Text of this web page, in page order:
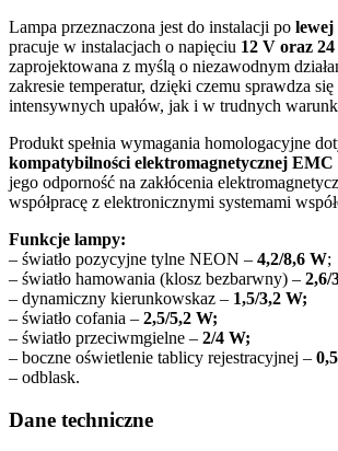
Lampa przeznaczona jest do instalacji po lewej
pracuje w instalacjach o napięciu 12 V oraz
zaprojektowana z myślą o niezawodnym
zakresie temperatur, dzięki czemu sprawdza
intensywnych upałów, jak i w trudnych
Produkt spełnia wymagania homologacyjne
kompatybilności elektromagnetycznej EMC
jego odporność na zakłócenia
współpracę z elektronicznymi systemami
Funkcje lampy:
– światło pozycyjne tylne NEON – 4,2/8,6 W;
– światło hamowania (klosz bezbarwny) – 2,6/
– dynamiczny kierunkowskaz – 1,5/3,2 W;
– światło cofania – 2,5/5,2 W;
– światło przeciwmgielne – 2/4 W;
– boczne oświetlenie tablicy rejestracyjnej –
– odblask.
Dane techniczne